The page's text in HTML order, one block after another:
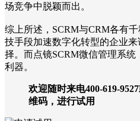
场竞争中脱颖而出。
综上所述，SCRM与CRM各有
技手段加速数字化转型的企业
择。而点镜SCRM微信管理系
利器。
欢迎随时来电400-619-
维码，进行试用